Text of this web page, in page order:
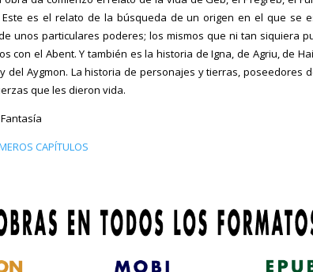
Este es el relato de la búsqueda de un origen en el que se
unos particulares poderes; los mismos que ni tan siquiera
con el Abent. Y también es la historia de Igna, de Agriu, de
del Aygmon. La historia de personajes y tierras, poseedores
que les dieron vida.
CAPÍTULOS